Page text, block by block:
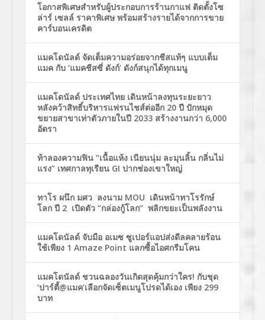
โอกาสพิเศษสำหรับผู้ประกอบการร้านกาแฟ ติดตั้งโซ
ล่าร์ เซลล์ ราคาพิเศษ พร้อมสร้างรายได้จากการขาย
คาร์บอนเครดิต
แมคโดนัลด์ จัดเต็มความอร่อยจากชีสแท้ๆ แบบเต็ม
แมค กับ ‘แมคชีสซี่ ดังก์’ ดังก์สนุกได้ทุกเมนู
แมคโดนัลด์ ประเทศไทย เดินหน้าลงทุนระยะยาว
หลังคว้าสิทธิ์บริหารแฟรนไชส์ต่ออีก 20 ปี ปักหมุด
ขยายสาขาเท่าตัวภายในปี 2033 สร้างงานกว่า 6,000
อัตรา
ท้าลองความฟิน “เนื้อแห้ง เนียนนุ่ม ละมุนลิ้น กลิ่นไม่
แรง” เทศกาลทุเรียน GI ปากช่องเขาใหญ่
ทาโร ผนึก มศว ลงนาม MOU เดินหน้าทาโรรักษ์
โลก ปี 2 เปิดตัว “กล่องกู้โลก” พลิกขยะเป็นพลังงาน
แมคโดนัลด์ จับมือ อเมซ ซูเปอร์แอปส่งดีลคลายร้อน
ใช้เพียง 1 Amaze Point แลกซื้อไอศกรีมโคน
แมคโดนัลด์ ชวนฉลองวันเกิดสุดคุ้มกว่าใคร! กับชุด
‘ปาร์ตี้@แมค’เลือกจัดเซ็ตเมนูโปรดได้เอง เพียง 299
บาท